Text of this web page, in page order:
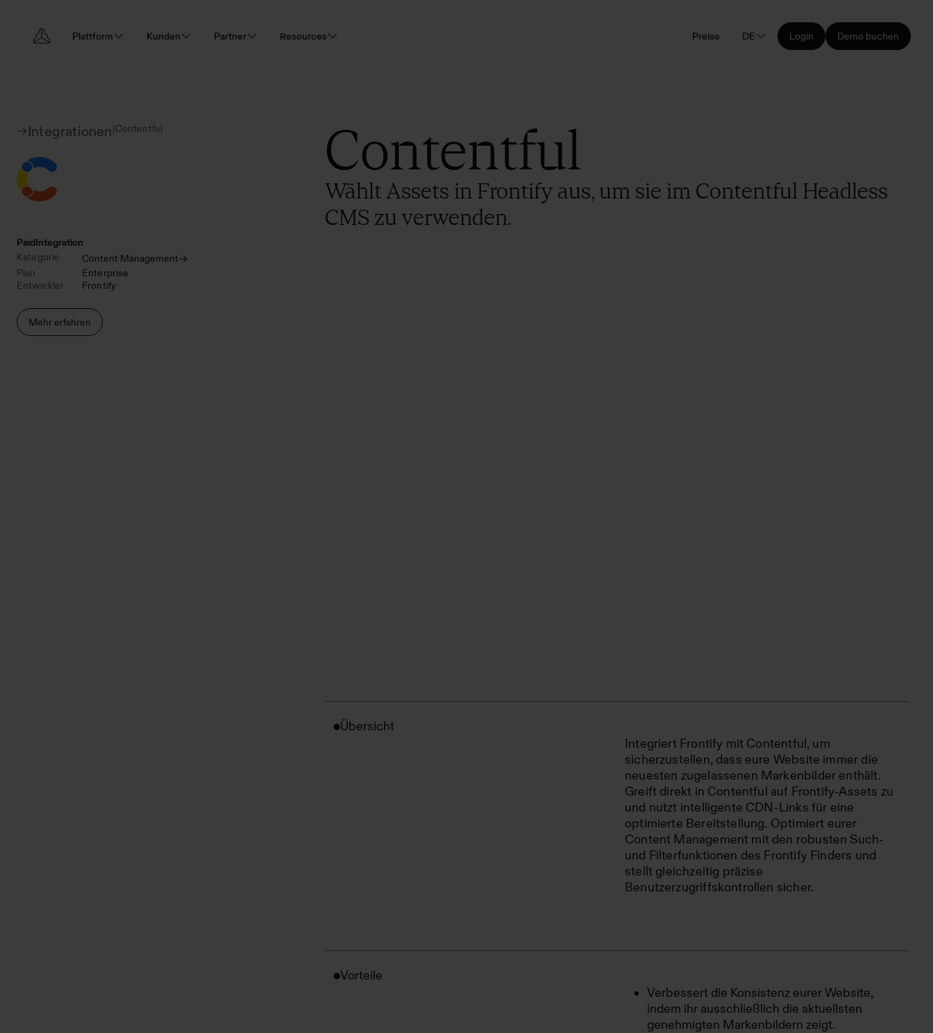
Plattform Kunden Partner Resources Preise DE Login Demo buchen
Integrationen|Contentful
PaidIntegration
Kategorie
Content Management
Plan
Enterprise
Entwickler
Frontify
Mehr erfahren
Contentful
Wählt Assets in Frontify aus, um sie im Contentful Headless
CMS zu verwenden.
Übersicht
Integriert Frontify mit Contentful, um
sicherzustellen, dass eure Website immer die
neuesten zugelassenen Markenbilder enthält.
Greift direkt in Contentful auf Frontify-Assets zu
und nutzt intelligente CDN-Links für eine
optimierte Bereitstellung. Optimiert eurer
Content Management mit den robusten Such-
und Filterfunktionen des Frontify Finders und
stellt gleichzeitig präzise
Benutzerzugriffskontrollen sicher.
Vorteile
Verbessert die Konsistenz eurer Website,
indem ihr ausschließlich die aktuellsten
genehmigten Markenbildern zeigt.